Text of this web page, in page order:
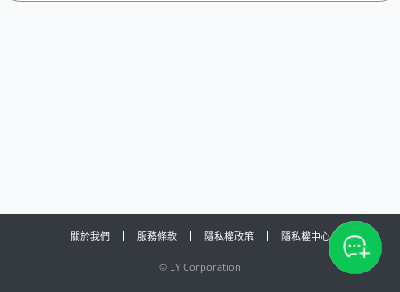
關於我們 服務條款 隱私權政策 隱私權中心
© LY Corporation